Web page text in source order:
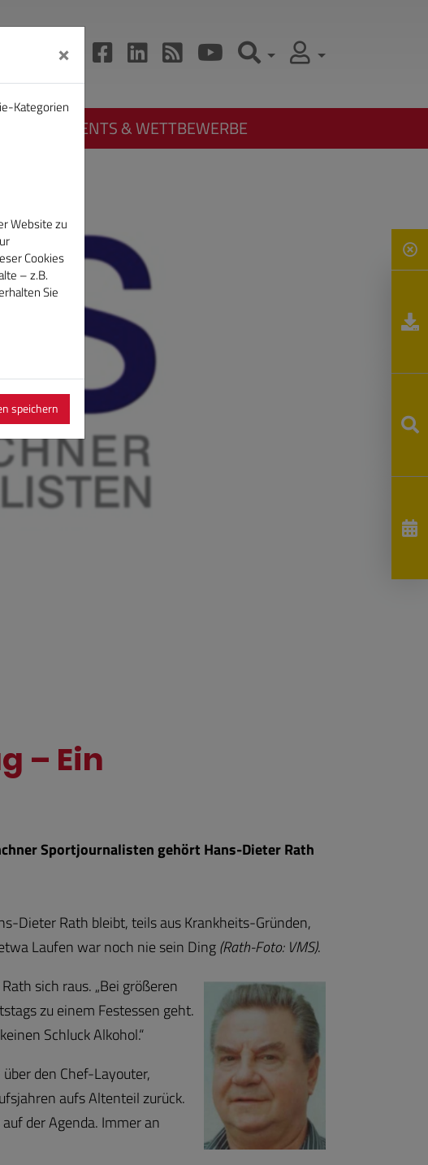
EVENTS & WETTBEWERBE
– Ein
Sportjournalisten gehört Hans-Dieter Rath
Dieter Rath bleibt, teils aus Krankheits-Gründen,
Laufen war noch nie sein Ding(Rath-Foto: VMS).
sich raus. „Bei größeren
zu einem Festessen geht.
Schluck Alkohol.“
den Chef-Layouter,
aufs Altenteil zurück.
der Agenda. Immer an
×
Kategorien
Website zu
Cookies
– z.B.
Sie
speichern